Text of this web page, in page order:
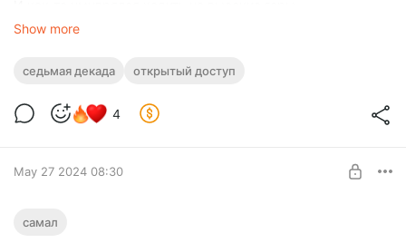
А история, которую я рассказал в этом выпуске, до ужаса
поднимаясь по стометровым перилам, прямо под
честном слове, и мы всякий раз ждали, когда же он
Ну а это, ребята, новый выпуск "Спаскомы". Вот так вот,
Show more
седьмая декада открытый доступ
4
May 27 2024 08:30
Самал из рода Звенящих камней
самал